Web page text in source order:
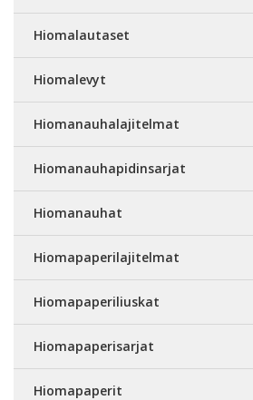
Hiomalautaset
Hiomalevyt
Hiomanauhalajitelmat
Hiomanauhapidinsarjat
Hiomanauhat
Hiomapaperilajitelmat
Hiomapaperiliuskat
Hiomapaperisarjat
Hiomapaperit